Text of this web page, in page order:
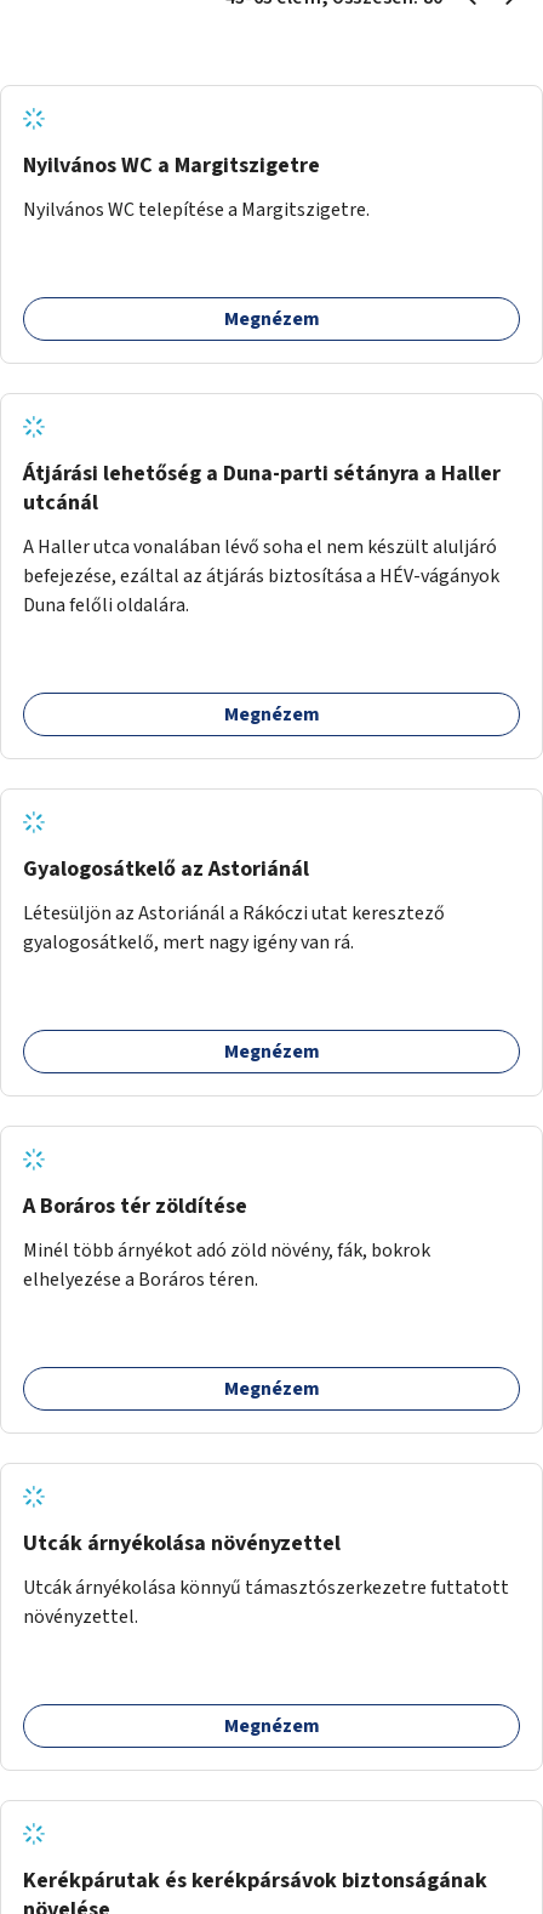
Nyilvános WC a Margitszigetre
Nyilvános WC telepítése a Margitszigetre.
Megnézem
Átjárási lehetőség a Duna-parti sétányra a Haller
utcánál
A Haller utca vonalában lévő soha el nem készült aluljáró
befejezése, ezáltal az átjárás biztosítása a HÉV-vágányok
Duna felőli oldalára.
Megnézem
Gyalogosátkelő az Astoriánál
Létesüljön az Astoriánál a Rákóczi utat keresztező
gyalogosátkelő, mert nagy igény van rá.
Megnézem
A Boráros tér zöldítése
Minél több árnyékot adó zöld növény, fák, bokrok
elhelyezése a Boráros téren.
Megnézem
Utcák árnyékolása növényzettel
Utcák árnyékolása könnyű támasztószerkezetre futtatott
növényzettel.
Megnézem
Kerékpárutak és kerékpársávok biztonságának